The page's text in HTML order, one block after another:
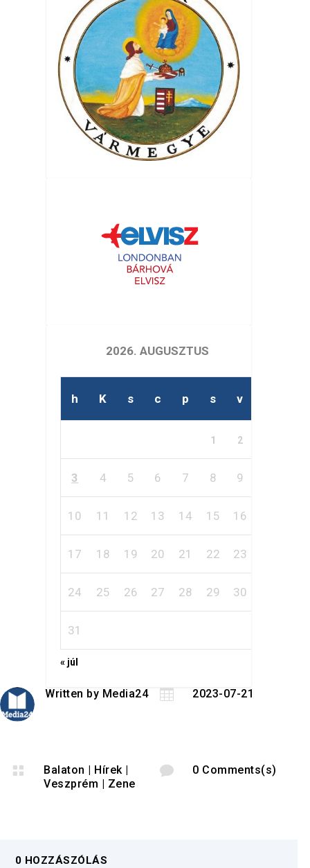
2026. AUGUSZTUS
h K s c p s v
1 2
3 4 5 6 7 8 9
10 11 12 13 14 15 16
17 18 19 20 21 22 23
24 25 26 27 28 29 30
31
« júl
Written by Media24  2023-07-21
 Balaton | Hírek |
Veszprém | Zene
 0 Comments(s)
0 HOZZÁSZÓLÁS